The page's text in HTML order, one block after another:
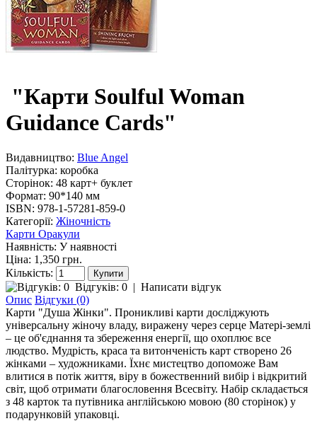
"Карти Soulful Woman
Guidance Cards"
Видавництво: Blue Angel
Палітурка: коробка
Сторінок: 48 карт+ буклет
Формат: 90*140 мм
ISBN: 978-1-57281-859-0
Категорії: Жіночність
Карти Оракули
Наявність: У наявності
Ціна: 1,350 грн.
Кількість:
Відгуків: 0 | Написати відгук
Опис Відгуки (0)
Карти "Душа Жінки". Проникливі карти досліджують
універсальну жіночу владу, виражену через серце Матері-землі
– це об'єднання та збереження енергії, що охоплює все
людство. Мудрість, краса та витонченість карт створено 26
жінками – художниками. Їхнє мистецтво допоможе Вам
влитися в потік життя, віру в божественний вибір і відкритий
світ, щоб отримати благословення Всесвіту. Набір складається
з 48 карток та путівника англійською мовою (80 сторінок) у
подарунковій упаковці.